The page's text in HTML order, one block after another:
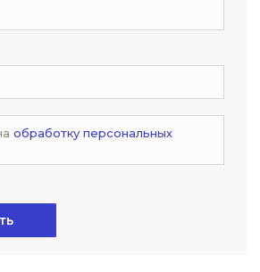
обработку персональных